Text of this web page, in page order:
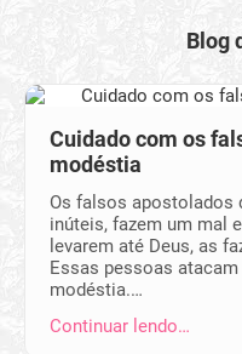
Blog
Cuidado com os
modéstia
Os falsos apostolados
inúteis, fazem um mal
levarem até Deus, as
Essas pessoas
modéstia.…
Continuar lendo…